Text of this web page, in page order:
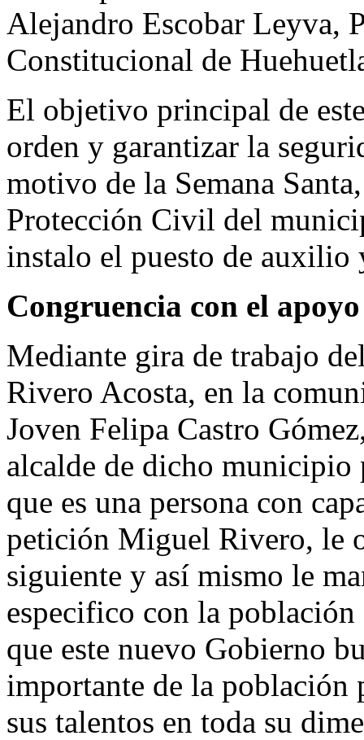
Alejandro Escobar Leyva,
Constitucional de
El objetivo principal de
orden y garantizar la
motivo de la Semana
Protección Civil del
instalo el puesto de auxilio
Congruencia con el apoyo
Mediante gira de trabajo
Rivero Acosta, en la
Joven Felipa Castro
alcalde de dicho municipio
que es una persona con
petición Miguel Rivero, le
siguiente y así mismo le
especifico con la población
que este nuevo Gobierno
importante de la población
sus talentos en toda su